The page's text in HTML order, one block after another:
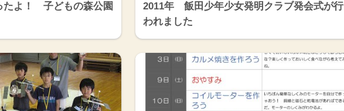
たよ！ 子どもの森公園
2011年 飯田少年少女発明クラブ発会式が行
われました